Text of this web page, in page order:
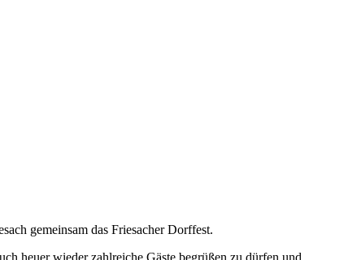
gemeinsam das Friesacher Dorffest.
heuer wieder zahlreiche Gäste begrüßen zu dürfen und